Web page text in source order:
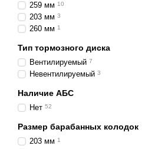
259 мм 10
203 мм 3
260 мм 1
Тип тормозного диска
Вентилируемый 7
Невентилируемый 3
Наличие АБС
Нет 52
Размер барабанных колодок
203 мм 1